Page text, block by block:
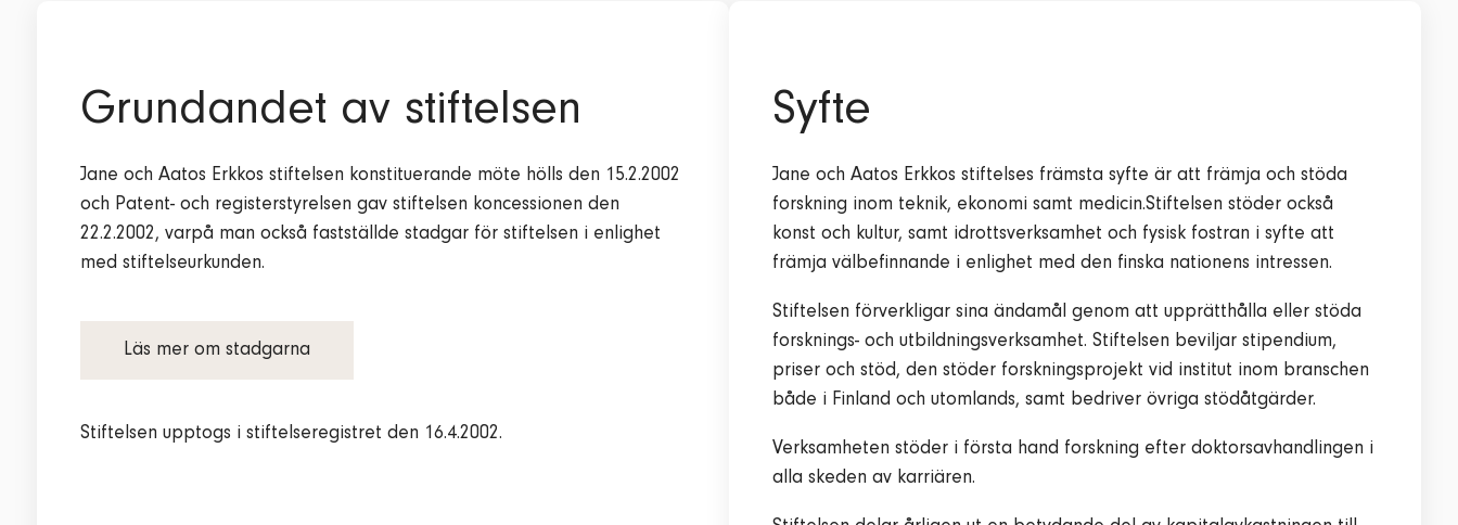
Grundandet av stiftelsen
Jane och Aatos Erkkos stiftelsen konstituerande möte hölls den 15.2.2002
och Patent- och registerstyrelsen gav stiftelsen koncessionen den
22.2.2002, varpå man också fastställde stadgar för stiftelsen i enlighet
med stiftelseurkunden.
Läs mer om stadgarna
Stiftelsen upptogs i stiftelseregistret den 16.4.2002.
Syfte
Jane och Aatos Erkkos stiftelses främsta syfte är att främja och stöda
forskning inom teknik, ekonomi samt medicin.Stiftelsen stöder också
konst och kultur, samt idrottsverksamhet och fysisk fostran i syfte att
främja välbefinnande i enlighet med den finska nationens intressen.
Stiftelsen förverkligar sina ändamål genom att upprätthålla eller stöda
forsknings- och utbildningsverksamhet. Stiftelsen beviljar stipendium,
priser och stöd, den stöder forskningsprojekt vid institut inom branschen
både i Finland och utomlands, samt bedriver övriga stödåtgärder.
Verksamheten stöder i första hand forskning efter doktorsavhandlingen i
alla skeden av karriären.